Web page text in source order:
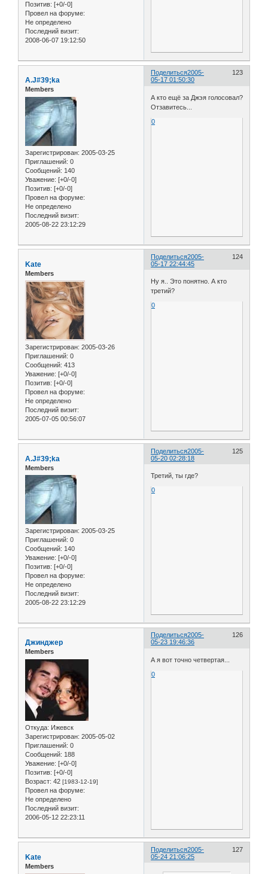
Позитив: [+0/-0]
Провел на форуме:
Не определено
Последний визит:
2008-06-07 19:12:50
Поделиться 123
2005-
05-17 01:50:30
A.J#39;ka
Members
Зарегистрирован: 2005-03-25
Приглашений: 0
Сообщений: 140
Уважение: [+0/-0]
Позитив: [+0/-0]
Провел на форуме:
Не определено
Последний визит:
2005-08-22 23:12:29
А кто ещё за Джэя голосовал?
Отзавитесь...
0
Поделиться 124
2005-
05-17 22:44:45
Kate
Members
Зарегистрирован: 2005-03-26
Приглашений: 0
Сообщений: 413
Уважение: [+0/-0]
Позитив: [+0/-0]
Провел на форуме:
Не определено
Последний визит:
2005-07-05 00:56:07
Ну я.. Это понятно. А кто
третий?
0
Поделиться 125
2005-
05-20 02:28:18
A.J#39;ka
Members
Зарегистрирован: 2005-03-25
Приглашений: 0
Сообщений: 140
Уважение: [+0/-0]
Позитив: [+0/-0]
Провел на форуме:
Не определено
Последний визит:
2005-08-22 23:12:29
Третий, ты где?
0
Поделиться 126
2005-
05-23 19:46:36
Джинджер
Members
Откуда: Ижевск
Зарегистрирован: 2005-05-02
Приглашений: 0
Сообщений: 188
Уважение: [+0/-0]
Позитив: [+0/-0]
Возраст: 42 [1983-12-19]
Провел на форуме:
Не определено
Последний визит:
2006-05-12 22:23:11
А я вот точно четвертая...
0
Поделиться 127
2005-
05-24 21:06:25
Kate
Members